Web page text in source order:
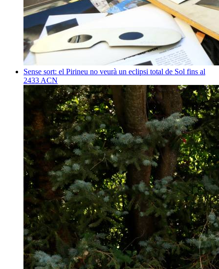
Sense sort: el Pirineu no veurà un eclipsi total de Sol fins al
2433 ACN